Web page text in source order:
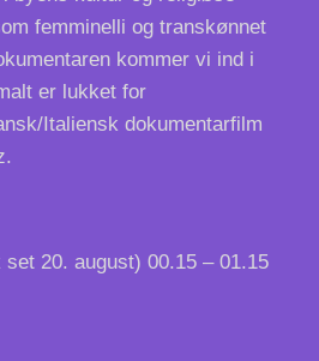
femminelli og transkønnet
kommer vi ind i
er lukket for
Italiensk dokumentarfilm
20. august) 00.15 – 01.15